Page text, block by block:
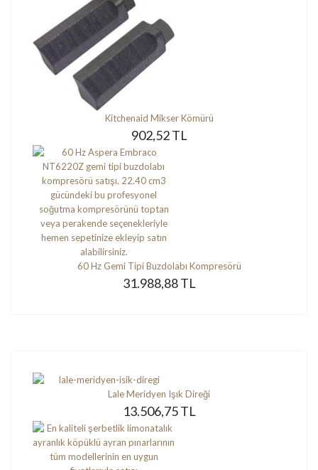
Kitchenaid Mikser Kömürü
902,52 TL
60 Hz Gemi Tipi Buzdolabı Kompresörü
31.988,88 TL
Lale Meridyen Işık Direği
13.506,75 TL